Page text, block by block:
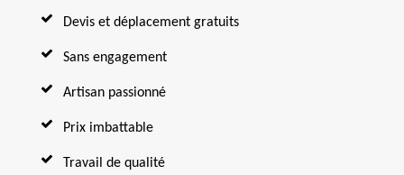
Devis et déplacement gratuits
Sans engagement
Artisan passionné
Prix imbattable
Travail de qualité